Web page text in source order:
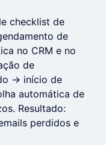
checklist de
de
no CRM e no
de
→ início de
automática de
Resultado:
perdidos e